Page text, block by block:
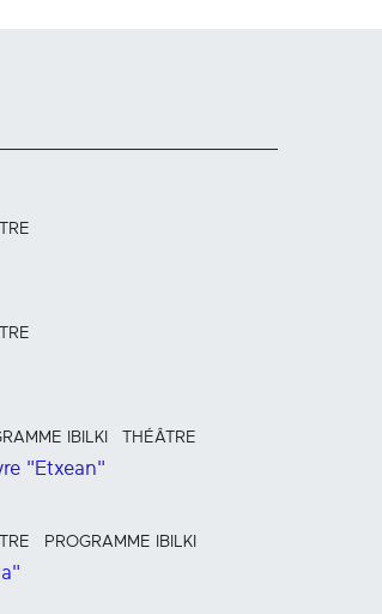
IBILKI THÉÂTRE
"Etxean"
PROGRAMME IBILKI